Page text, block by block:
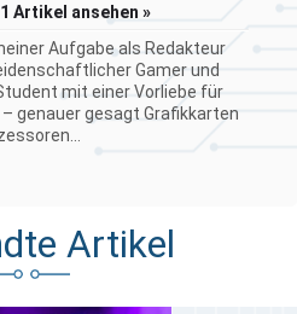
Artikel ansehen »
Aufgabe als Redakteur
Gamer und
mit einer Vorliebe für
genauer gesagt Grafikkarten
Artikel